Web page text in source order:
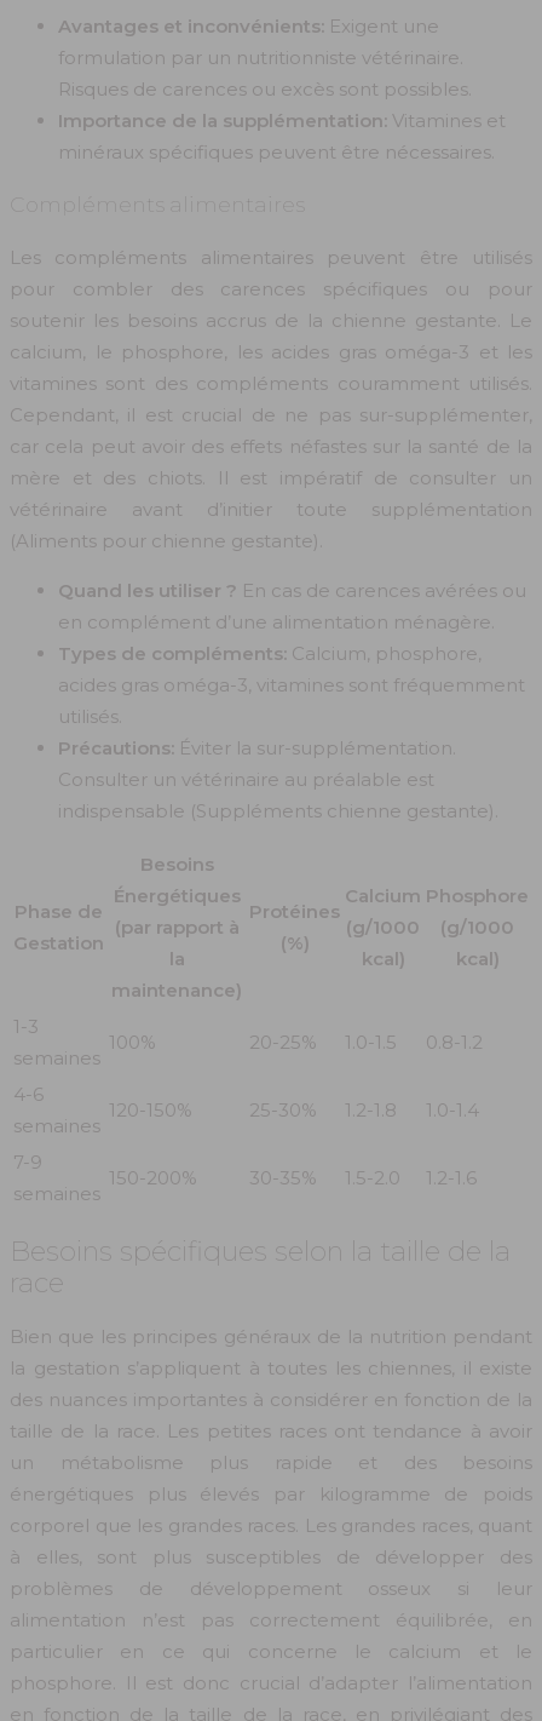
Avantages et inconvénients: Exigent une
formulation par un nutritionniste vétérinaire.
Risques de carences ou excès sont possibles.
Importance de la supplémentation: Vitamines et
minéraux spécifiques peuvent être nécessaires.
Compléments alimentaires
Les compléments alimentaires peuvent être utilisés
pour combler des carences spécifiques ou pour
soutenir les besoins accrus de la chienne gestante. Le
calcium, le phosphore, les acides gras oméga-3 et les
vitamines sont des compléments couramment utilisés.
Cependant, il est crucial de ne pas sur-supplémenter,
car cela peut avoir des effets néfastes sur la santé de la
mère et des chiots. Il est impératif de consulter un
vétérinaire avant d’initier toute supplémentation
(Aliments pour chienne gestante).
Quand les utiliser ? En cas de carences avérées ou
en complément d’une alimentation ménagère.
Types de compléments: Calcium, phosphore,
acides gras oméga-3, vitamines sont fréquemment
utilisés.
Précautions: Éviter la sur-supplémentation.
Consulter un vétérinaire au préalable est
indispensable (Suppléments chienne gestante).
Phase de
Gestation
Besoins
Énergétiques
(par rapport à
la
maintenance)
Protéines
(%)
Calcium
(g/1000
kcal)
Phosphore
(g/1000
kcal)
1-3
semaines
100% 20-25% 1.0-1.5 0.8-1.2
4-6
semaines
120-150% 25-30% 1.2-1.8 1.0-1.4
7-9
semaines
150-200% 30-35% 1.5-2.0 1.2-1.6
Besoins spécifiques selon la taille de la
race
Bien que les principes généraux de la nutrition pendant
la gestation s’appliquent à toutes les chiennes, il existe
des nuances importantes à considérer en fonction de la
taille de la race. Les petites races ont tendance à avoir
un métabolisme plus rapide et des besoins
énergétiques plus élevés par kilogramme de poids
corporel que les grandes races. Les grandes races, quant
à elles, sont plus susceptibles de développer des
problèmes de développement osseux si leur
alimentation n’est pas correctement équilibrée, en
particulier en ce qui concerne le calcium et le
phosphore. Il est donc crucial d’adapter l’alimentation
en fonction de la taille de la race, en privilégiant des